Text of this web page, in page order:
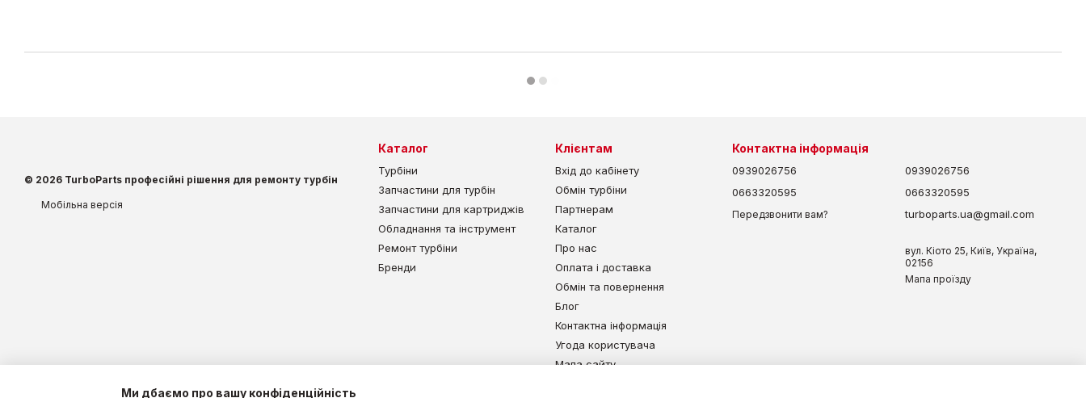
© 2026 TurboParts професійні рішення для ремонту турбін
Мобільна версія
Каталог
Турбіни
Запчастини для турбін
Запчастини для картриджів
Обладнання та інструмент
Ремонт турбіни
Бренди
Клієнтам
Вхід до кабінету
Обмін турбіни
Партнерам
Каталог
Про нас
Оплата і доставка
Обмін та повернення
Блог
Контактна інформація
Угода користувача
Мапа сайту
Контактна інформація
0939026756
0663320595
Передзвонити вам?
0939026756
0663320595
turboparts.ua@gmail.com
вул. Кіото 25, Київ, Україна,
02156
Мапа проїзду
Ми дбаємо про вашу конфіденційність